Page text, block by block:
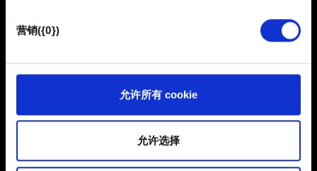
也可能与我们的合作伙伴分享我们的 Cookie 片段。但是，
使用所有这些非强制性的 Cookie 都需要提前获取您的许
您可以在下面的"设置"菜单中找到有关我们使用 Cookie 的
其中的内容并准备好继续，请点击"确定"。
营销({0})
允许所有 cookie
允许选择